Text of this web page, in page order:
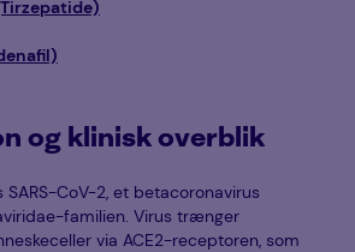
og klinisk overblik
SARS-CoV-2, et betacoronavirus
familien. Virus trænger
via ACE2-receptoren, som